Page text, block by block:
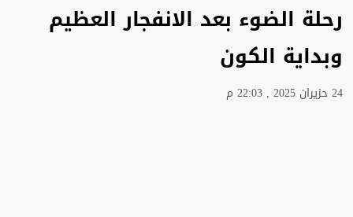
رحلة الضوء بعد الانفجار العظيم
وبداية الكون
24 حزيران 2025 , 22:03 م